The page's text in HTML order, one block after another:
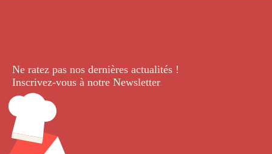
Ne ratez pas nos dernières actualités !
Inscrivez-vous à notre Newsletter.